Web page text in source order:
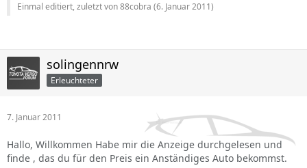
Einmal editiert, zuletzt von 88cobra (6. Januar 2011)
solingennrw
Erleuchteter
7. Januar 2011
Hallo, Willkommen Habe mir die Anzeige durchgelesen und
finde , das du für den Preis ein Anständiges Auto bekommst.